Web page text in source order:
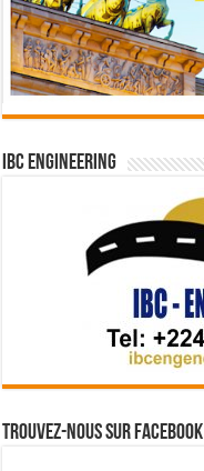
IBC Engineering
Trouvez-nous sur Facebook